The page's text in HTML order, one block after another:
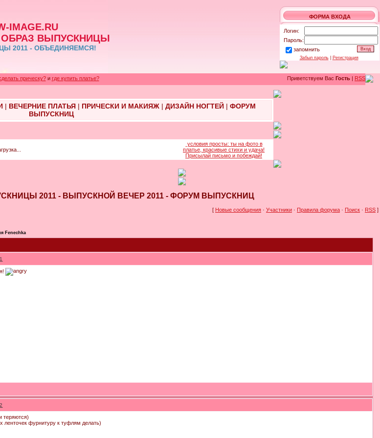
IMAGE.RU
ОБРАЗ ВЫПУСКНИЦЫ
2011 - ОБЪЕДИНЯЕМСЯ!
ФОРМА ВХОДА
Логин:
Пароль:
запомнить
Забыл пароль| Регистрация
прическу?и где купить платье? Приветствуем Вас Гость | RSS
| ВЕЧЕРНИЕ ПЛАТЬЯ| ПРИЧЕСКИ И МАКИЯЖ| ДИЗАЙН НОГТЕЙ| ФОРУМ
ВЫПУСКНИЦ
условия просты: ты на фото в
платье, красивые стихи и удача!
Присылай письмо и побеждай!
2011 - ВЫПУСКНОЙ ВЕЧЕР 2011 - ФОРУМ ВЫПУСКНИЦ
[ Новые сообщения · Участники · Правила форума · Поиск · RSS ]
Fenechka
теряются)
ленточек фурнитуру к туфлям делать)